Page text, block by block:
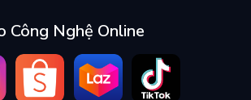
Công Nghệ Online